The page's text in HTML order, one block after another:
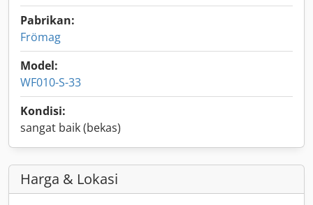
Pabrikan:
Frömag
Model:
WF010-S-33
Kondisi:
sangat baik (bekas)
Harga & Lokasi